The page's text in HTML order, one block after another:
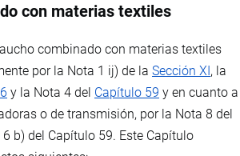
con materias textiles
combinado con materias textiles
por la Nota 1 ij) de la Sección XI, la
y la Nota 4 del Capítulo 59 y en cuanto a
o de transmisión, por la Nota 8 del
b) del Capítulo 59. Este Capítulo